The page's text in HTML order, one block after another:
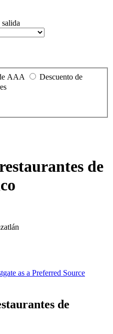
AAA
Descuento de
de
as a Preferred Source
de